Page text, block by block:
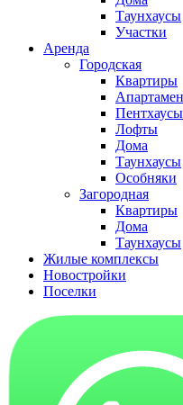
Таунхаусы
Участки
Аренда
Городская
Квартиры
Пентхаусы
Лофты
Дома
Таунхаусы
Особняки
Загородная
Квартиры
Дома
Таунхаусы
Жилые комплексы
Новостройки
Поселки